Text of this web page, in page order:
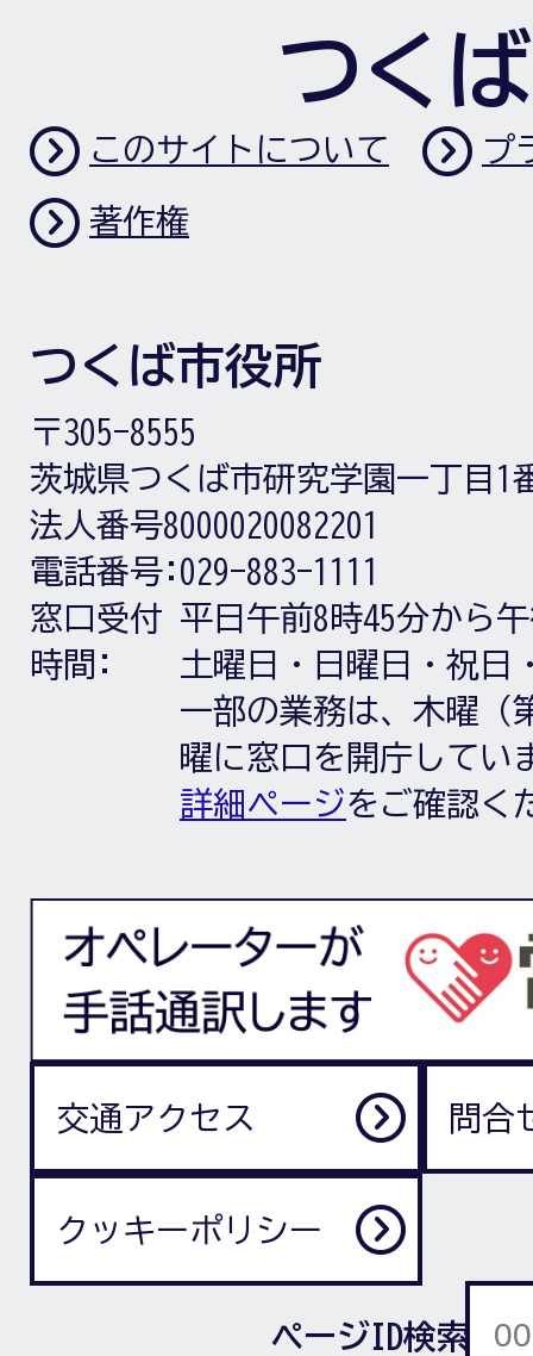
つく
このサイトについて プ
著作権
つくば市役所
〒305-8555
茨城県つくば市研究学園一丁目1
法人番号8000020082201
電話番号: 029-883-1111
窓口受付
時間:
平日午前8時45分から
土曜日・日曜日・祝日
一部の業務は、木曜（
曜に窓口を開庁してい
詳細ページをご確認く
交通アクセス 問合
クッキーポリシー
ページID検索